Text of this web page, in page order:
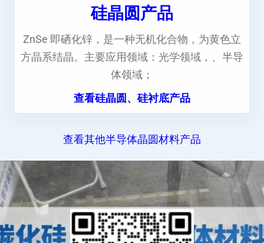
硅晶圆产品
ZnSe 即硒化锌，是一种无机化合物，为黄色立
方晶系结晶。主要应用领域：光学领域，、半导
体领域；
查看硅晶圆、硅衬底产品
查看其他半导体晶圆材料产品